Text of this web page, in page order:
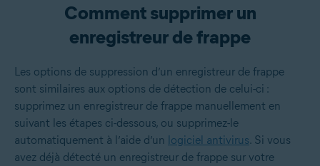
Comment supprimer un
enregistreur de frappe
Les options de suppression d’un enregistreur de frappe
sont similaires aux options de détection de celui-ci :
supprimez un enregistreur de frappe manuellement en
suivant les étapes ci-dessous, ou supprimez-le
automatiquement à l’aide d’un logiciel antivirus. Si vous
avez déjà détecté un enregistreur de frappe sur votre